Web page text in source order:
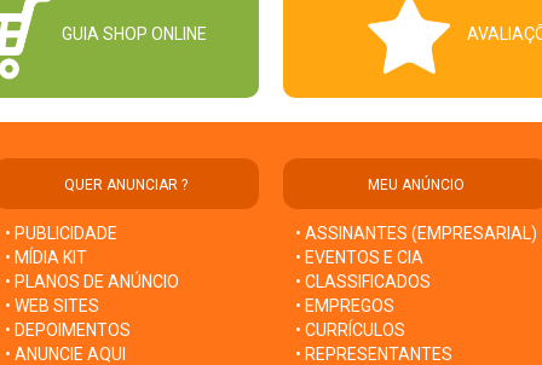
GUIA SHOP ONLINE
QUER ANUNCIAR ?
• PUBLICIDADE
• MÍDIA KIT
• PLANOS DE ANÚNCIO
• WEB SITES
• DEPOIMENTOS
• ANUNCIE AQUI
MEU ANÚNCIO
• ASSINANTES (EMPRESARIAL)
• EVENTOS E CIA
• CLASSIFICADOS
• EMPREGOS
• CURRÍCULOS
• REPRESENTANTES